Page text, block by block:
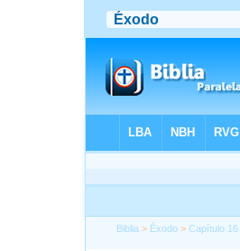
Biblia > Éxodo >Capítulo 16